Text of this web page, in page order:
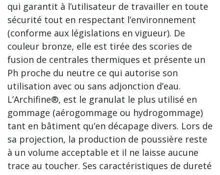
qui garantit à l’utilisateur de travailler en toute
sécurité tout en respectant l’environnement
(conforme aux législations en vigueur). De
couleur bronze, elle est tirée des scories de
fusion de centrales thermiques et présente un
Ph proche du neutre ce qui autorise son
utilisation avec ou sans adjonction d’eau.
L’Archifine®, est le granulat le plus utilisé en
gommage (aérogommage ou hydrogommage)
tant en bâtiment qu’en décapage divers. Lors de
sa projection, la production de poussière reste
à un volume acceptable et il ne laisse aucune
trace au toucher. Ses caractéristiques de dureté